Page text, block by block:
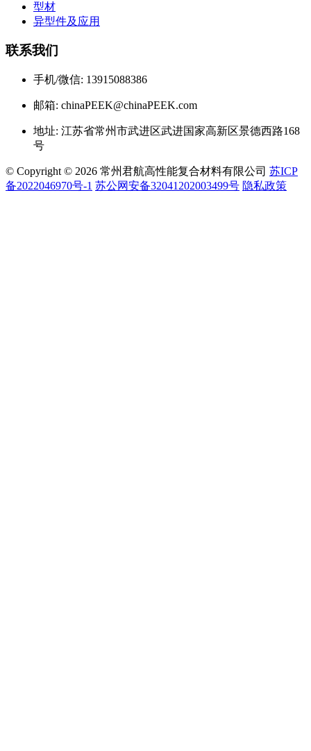
型材
异型件及应用
联系我们
手机/微信: 13915088386
邮箱: chinaPEEK@chinaPEEK.com
地址: 江苏省常州市武进区武进国家高新区景德西路168
号
© Copyright © 2026 常州君航高性能复合材料有限公司 苏ICP
备2022046970号-1 苏公网安备32041202003499号 隐私政策